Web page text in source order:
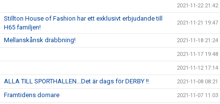
2021-11-22 21:42
Stillton House of Fashion har ett exklusivt erbjudande till
H65 familjen!
2021-11-21 19:47
Mellanskånsk drabbning! 2021-11-18 21:24
2021-11-17 19:48
2021-11-12 17:14
ALLA TILL SPORTHALLEN...Det är dags för DERBY !! 2021-11-08 08:21
Framtidens domare 2021-11-07 11:03